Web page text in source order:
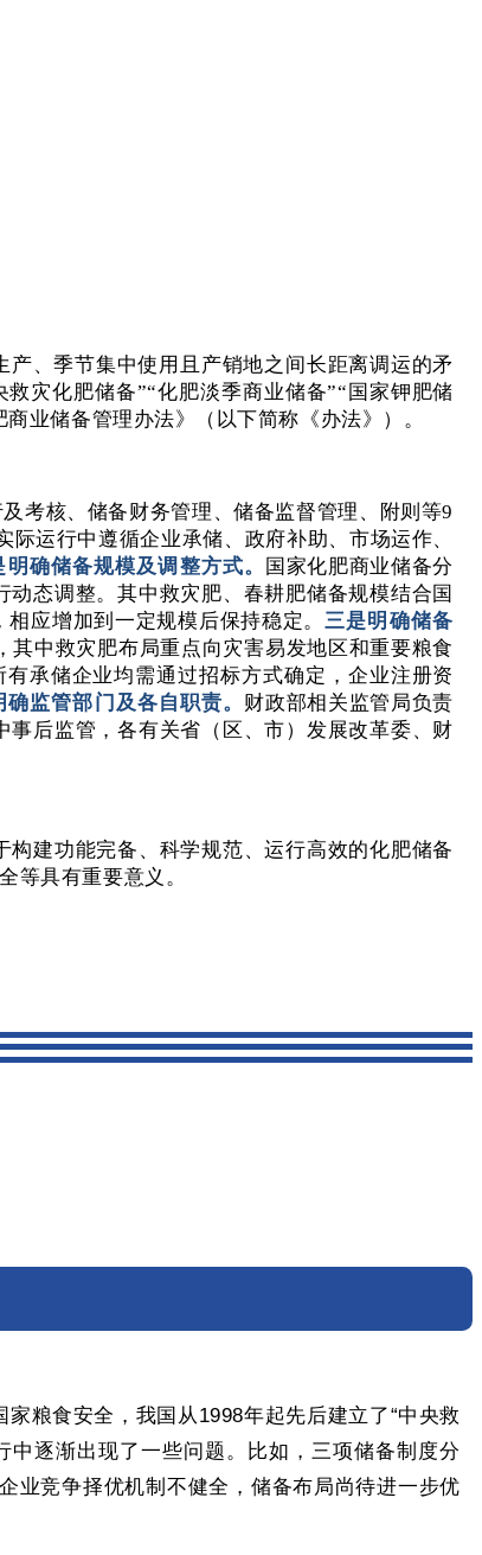
、季节集中使用且产销地之间长距离调运的矛
灾化肥储备”“化肥淡季商业储备”“国家钾肥储
业储备管理办法》（以下简称《办法》）。
考核、储备财务管理、储备监督管理、附则等9
运行中遵循企业承储、政府补助、市场运作、
明确储备规模及调整方式。 国家化肥商业储备分
态调整。其中救灾肥、春耕肥储备规模结合国
应增加到一定规模后保持稳定。三是明确储备
中救灾肥布局重点向灾害易发地区和重要粮食
有承储企业均需通过招标方式确定，企业注册资
确监管部门及各自职责。 财政部相关监管局负责
后监管，各有关省（区、市）发展改革委、财
建功能完备、科学规范、运行高效的化肥储备
等具有重要意义。
粮食安全，我国从1998年起先后建立了“中央救
中逐渐出现了一些问题。比如，三项储备制度分
业竞争择优机制不健全，储备布局尚待进一步优